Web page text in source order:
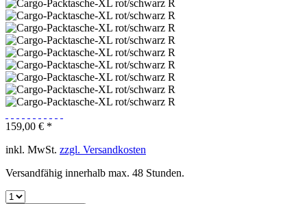
159,00 € *
inkl. MwSt. zzgl. Versandkosten
Versandfähig innerhalb max. 48 Stunden.